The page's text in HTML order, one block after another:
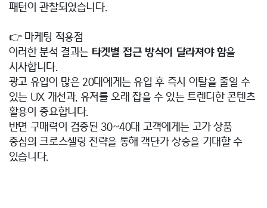
패턴이 관찰되었습니다.
👉 마케팅 적용점
이러한 분석 결과는 타겟별 접근 방식이 달라져야 함을
시사합니다.
광고 유입이 많은 20대에게는 유입 후 즉시 이탈을 줄일 수
있는 UX 개선과, 유저를 오래 잡을 수 있는 트렌디한 콘텐츠
활용이 중요합니다.
반면 구매력이 검증된 30~40대 고객에게는 고가 상품
중심의 크로스셀링 전략을 통해 객단가 상승을 기대할 수
있습니다.